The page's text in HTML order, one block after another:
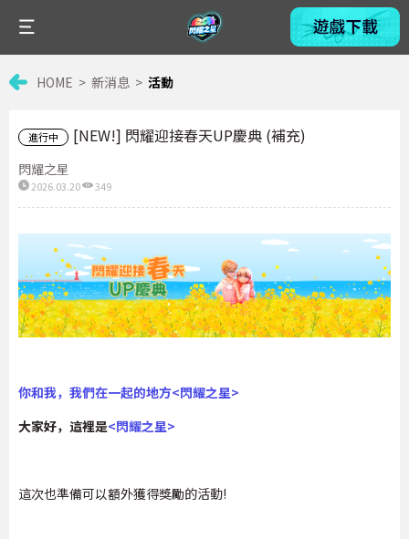
HOME 新消息 活動
進行中 [NEW!] 閃耀迎接春天UP慶典 (補充)
閃耀之星
2026.03.20 349
你和我，我們在一起的地方<閃耀之星>
大家好，這裡是<閃耀之星>
這次也準備可以額外獲得獎勵的活動!